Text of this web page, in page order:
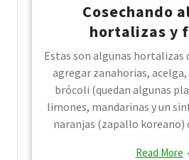
Cosechando
hortalizas y
Estas son algunas hortalizas
agregar zanahorias,
brócoli (quedan algunas
limones, mandarinas y un
naranjas (zapallo koreano)
Read More